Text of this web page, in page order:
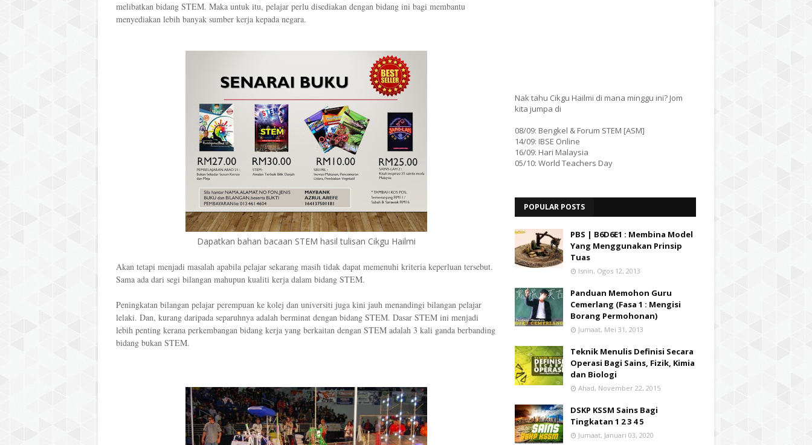
melibatkan bidang STEM. Maka untuk itu, pelajar perlu disediakan dengan bidang ini bagi membantu
menyediakan lebih banyak sumber kerja kepada negara.
Dapatkan bahan bacaan STEM hasil tulisan Cikgu Hailmi
Akan tetapi menjadi masalah apabila pelajar sekarang masih tidak dapat memenuhi kriteria keperluan tersebut.
Sama ada dari segi bilangan mahupun kualiti kerja dalam bidang STEM.
Peningkatan bilangan pelajar perempuan ke kolej dan universiti juga kini jauh menandingi bilangan pelajar
lelaki. Dan, kurang daripada separuhnya adalah berminat dengan bidang STEM. Dasar STEM ini menjadi
lebih penting kerana perkembangan bidang kerja yang berkaitan dengan STEM adalah 3 kali ganda berbanding
bidang bukan STEM.
Nak tahu Cikgu Hailmi di mana minggu ini? Jom
kita jumpa di
08/09: Bengkel & Forum STEM [ASM]
14/09: IBSE Online
16/09: Hari Malaysia
05/10: World Teachers Day
POPULAR POSTS
PBS | B6D6E1 : Membina Model
Yang Menggunakan Prinsip
Tuas
Isnin, Ogos 12, 2013
Panduan Memohon Guru
Cemerlang (Fasa 1 : Mengisi
Borang Permohonan)
Jumaat, Mei 31, 2013
Teknik Menulis Definisi Secara
Operasi Bagi Sains, Fizik, Kimia
dan Biologi
Ahad, November 22, 2015
DSKP KSSM Sains Bagi
Tingkatan 1 2 3 4 5
Jumaat, Januari 03, 2020